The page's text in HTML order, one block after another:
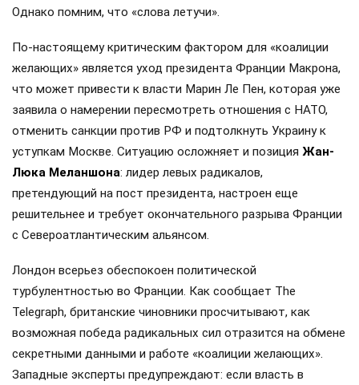
Однако помним, что «слова летучи».
По-настоящему критическим фактором для «коалиции
желающих» является уход президента Франции Макрона,
что может привести к власти Марин Ле Пен, которая уже
заявила о намерении пересмотреть отношения с НАТО,
отменить санкции против РФ и подтолкнуть Украину к
уступкам Москве. Ситуацию осложняет и позиция Жан-
Люка Меланшона: лидер левых радикалов,
претендующий на пост президента, настроен еще
решительнее и требует окончательного разрыва Франции
с Североатлантическим альянсом.
Лондон всерьез обеспокоен политической
турбулентностью во Франции. Как сообщает The
Telegraph, британские чиновники просчитывают, как
возможная победа радикальных сил отразится на обмене
секретными данными и работе «коалиции желающих».
Западные эксперты предупреждают: если власть в